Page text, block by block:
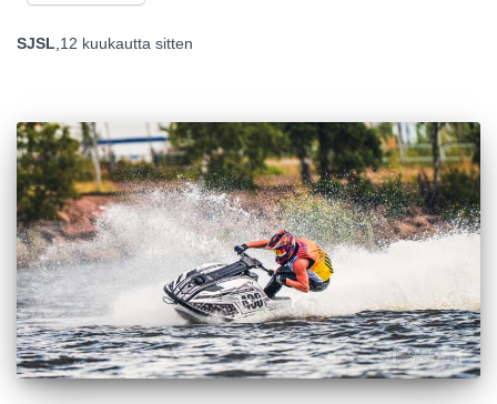
SJSL,12 kuukautta sitten